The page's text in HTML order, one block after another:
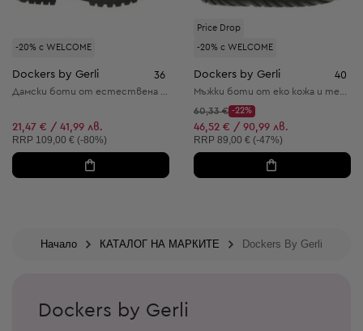
-20% с WELCOME
Dockers by Gerli 36
21,47 € / 41,99 лв.
Препоръчителна цена:
RRP 109,00 € (-80%)
Price Drop
-20% с WELCOME
Dockers by Gerli 40
Начална цена:
60,33 €
Discount Price:
-22%
Намалена цена:
46,52 € / 90,99 лв.
Препоръчителна цена:
RRP 89,00 € (-47%)
Начало КАТАЛОГ НА МАРКИТЕ Dockers By Gerli
Dockers by Gerli